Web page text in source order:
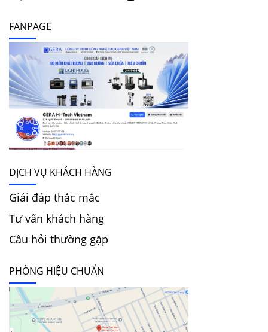
FANPAGE
DỊCH VỤ KHÁCH HÀNG
Giải đáp thắc mắc
Tư vấn khách hàng
Câu hỏi thường gặp
PHÒNG HIỆU CHUẨN